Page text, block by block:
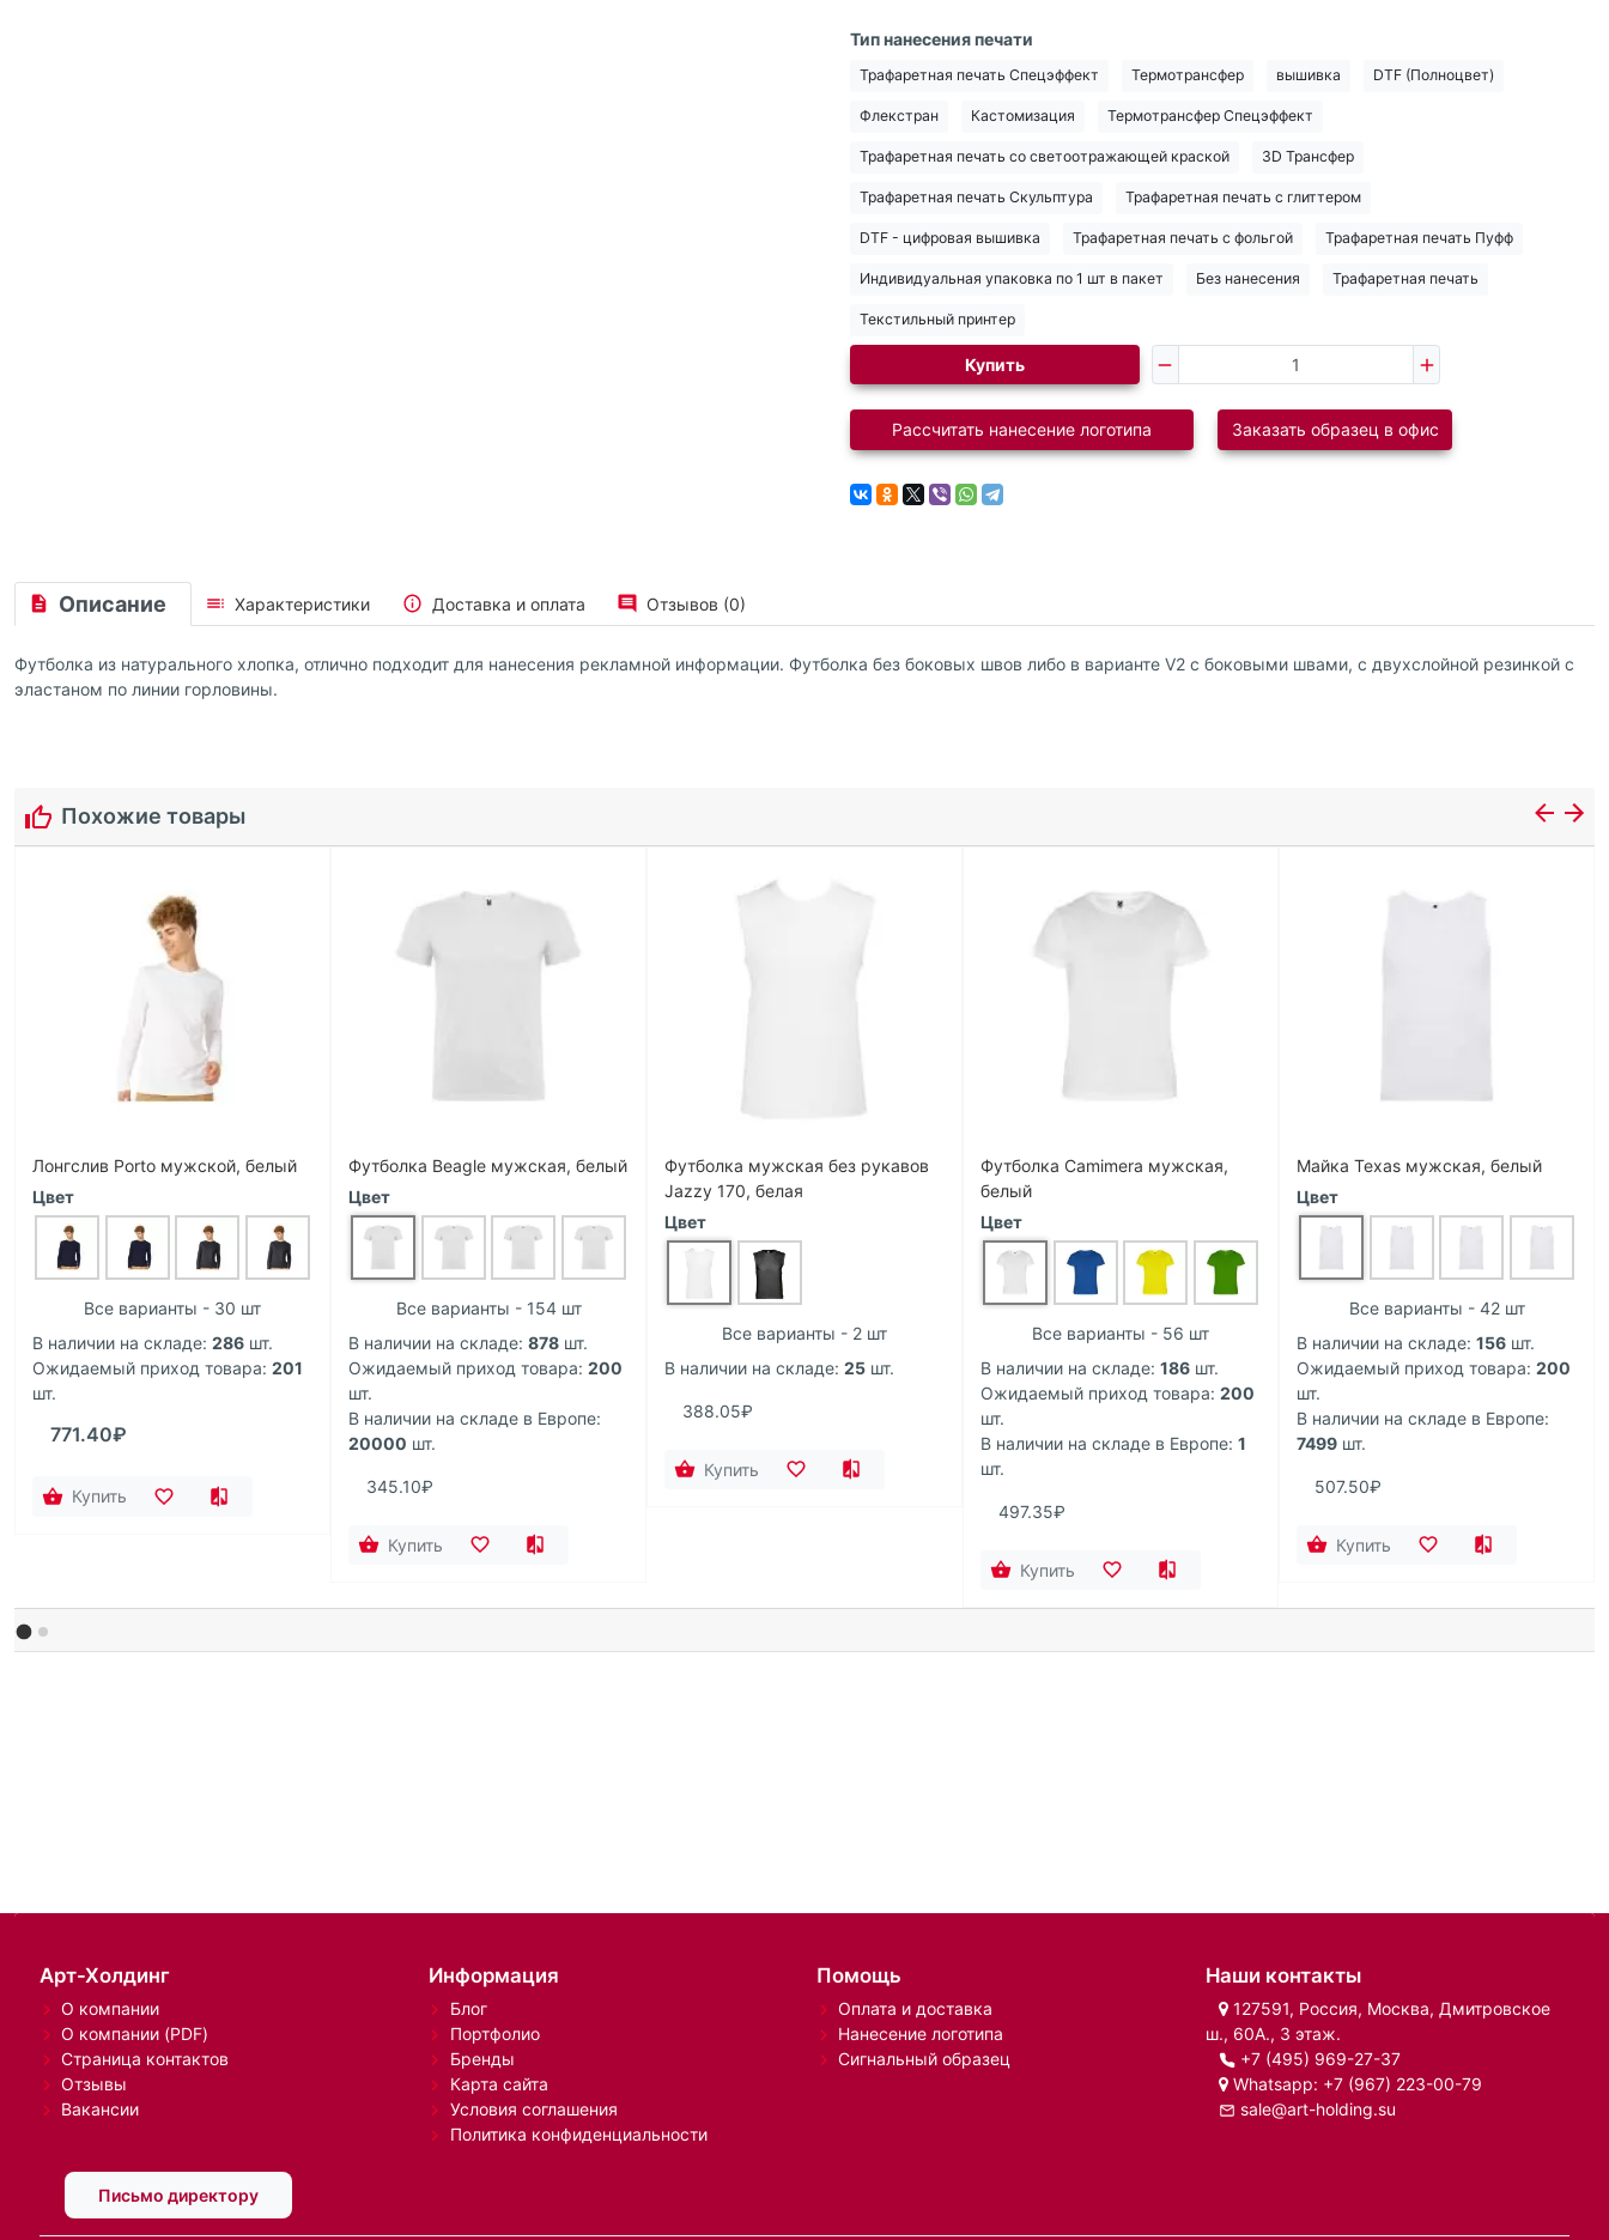
Тип нанесения печати
Трафаретная печать Спецэффект Термотрансфер вышивка DTF (Полноцвет)
Флекстран Кастомизация Термотрансфер Спецэффект
Трафаретная печать со светоотражающей краской 3D Трансфер
Трафаретная печать Скульптура Трафаретная печать с глиттером
DTF - цифровая вышивка Трафаретная печать с фольгой Трафаретная печать Пуфф
Индивидуальная упаковка по 1 шт в пакет Без нанесения Трафаретная печать
Текстильный принтер
Купить
Рассчитать нанесение логотипа Заказать образец в офис
Описание Характеристики Доставка и оплата Отзывов (0)
Футболка из натурального хлопка, отлично подходит для нанесения рекламной информации. Футболка без боковых швов либо в варианте V2 с боковыми швами, с двухслойной резинкой с
эластаном по линии горловины.
Похожие товары
Лонгслив Porto мужской, белый
Цвет
Все варианты - 30 шт
В наличии на складе: 286 шт.
Ожидаемый приход товара: 201
шт.
771.40₽
Купить
Футболка Beagle мужская, белый
Цвет
Все варианты - 154 шт
В наличии на складе: 878 шт.
Ожидаемый приход товара: 200
шт.
В наличии на складе в Европе:
20000 шт.
345.10₽
Купить
Футболка мужская без рукавов
Jazzy 170, белая
Цвет
Все варианты - 2 шт
В наличии на складе: 25 шт.
388.05₽
Купить
Футболка Camimera мужская,
белый
Цвет
Все варианты - 56 шт
В наличии на складе: 186 шт.
Ожидаемый приход товара: 200
шт.
В наличии на складе в Европе: 1
шт.
497.35₽
Купить
Майка Texas мужская, белый
Цвет
Все варианты - 42 шт
В наличии на складе: 156 шт.
Ожидаемый приход товара: 200
шт.
В наличии на складе в Европе:
7499 шт.
507.50₽
Купить
Арт-Холдинг
О компании
О компании (PDF)
Страница контактов
Отзывы
Вакансии
Письмо директору
Информация
Блог
Портфолио
Бренды
Карта сайта
Условия соглашения
Политика конфиденциальности
Помощь
Оплата и доставка
Нанесение логотипа
Сигнальный образец
Наши контакты
127591, Россия, Москва, Дмитровское
ш., 60А., 3 этаж.
+7 (495) 969-27-37
Whatsapp: +7 (967) 223-00-79
sale@art-holding.su